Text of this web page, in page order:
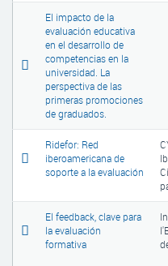
El impacto de la
evaluación educativa
en el desarrollo de
competencias en la
universidad. La
perspectiva de las
primeras promociones
de graduados.
Ridefor: Red
iberoamericana de
soporte a la evaluación
El feedback, clave para
la evaluación
formativa